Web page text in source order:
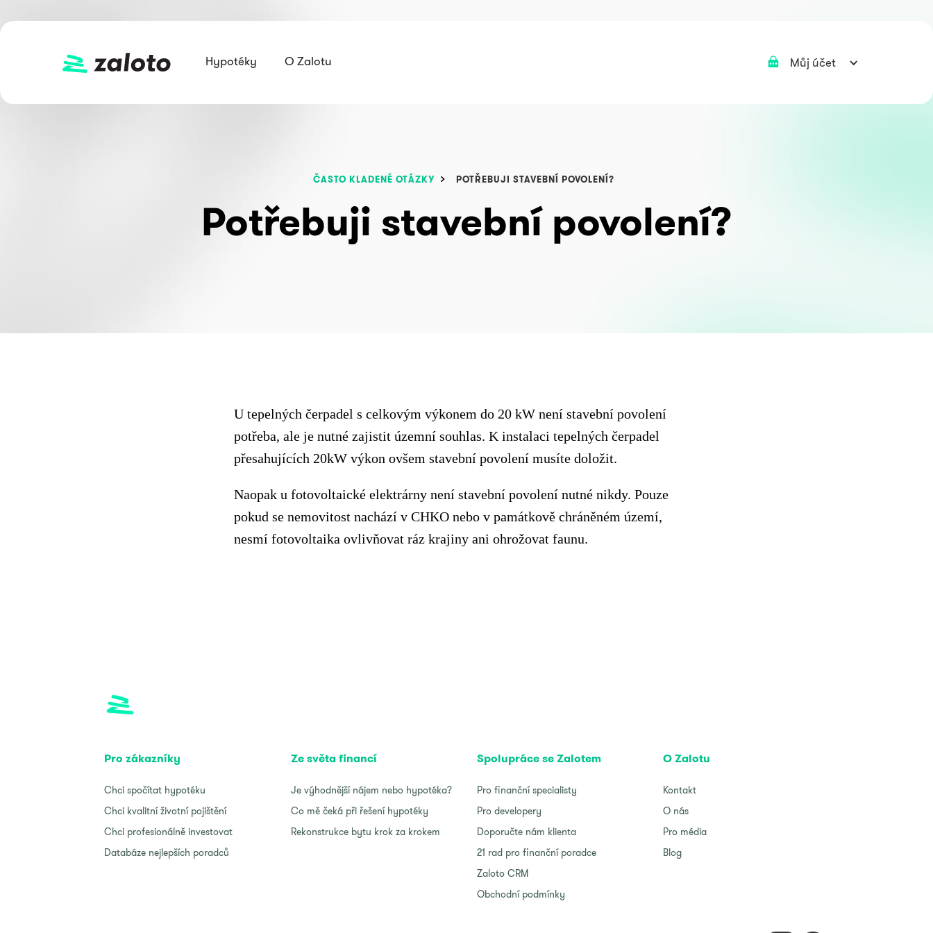
Hypotéky O Zalotu Můj účet
ČASTO KLADENÉ OTÁZKY POTŘEBUJI STAVEBNÍ POVOLENÍ?
Potřebuji stavební povolení?
U tepelných čerpadel s celkovým výkonem do 20 kW není stavební povolení
potřeba, ale je nutné zajistit územní souhlas. K instalaci tepelných čerpadel
přesahujících 20kW výkon ovšem stavební povolení musíte doložit.
Naopak u fotovoltaické elektrárny není stavební povolení nutné nikdy. Pouze
pokud se nemovitost nachází v CHKO nebo v památkově chráněném území,
nesmí fotovoltaika ovlivňovat ráz krajiny ani ohrožovat faunu.
Pro zákazníky
Chci spočítat hypotéku
Chci kvalitní životní pojištění
Chci profesionálně investovat
Databáze nejlepších poradců
Ze světa financí
Je výhodnější nájem nebo hypotéka?
Co mě čeká při řešení hypotéky
Rekonstrukce bytu krok za krokem
Spolupráce se Zalotem
Pro finanční specialisty
Pro developery
Doporučte nám klienta
21 rad pro finanční poradce
Zaloto CRM
Obchodní podmínky
O Zalotu
Kontakt
O nás
Pro média
Blog